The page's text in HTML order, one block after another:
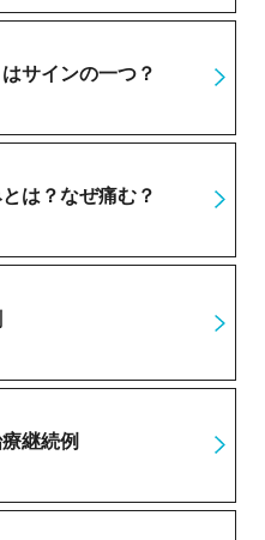
サインの一つ？
は？なぜ痛む？
継続例